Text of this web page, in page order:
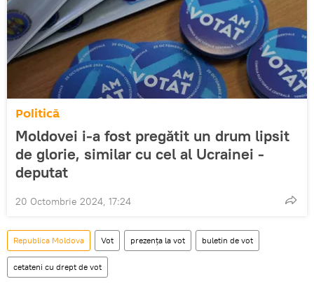
Politică
Moldovei i-a fost pregătit un drum lipsit
de glorie, similar cu cel al Ucrainei -
deputat
20 Octombrie 2024, 17:24
Republica Moldova Vot prezența la vot buletin de vot
cetateni cu drept de vot